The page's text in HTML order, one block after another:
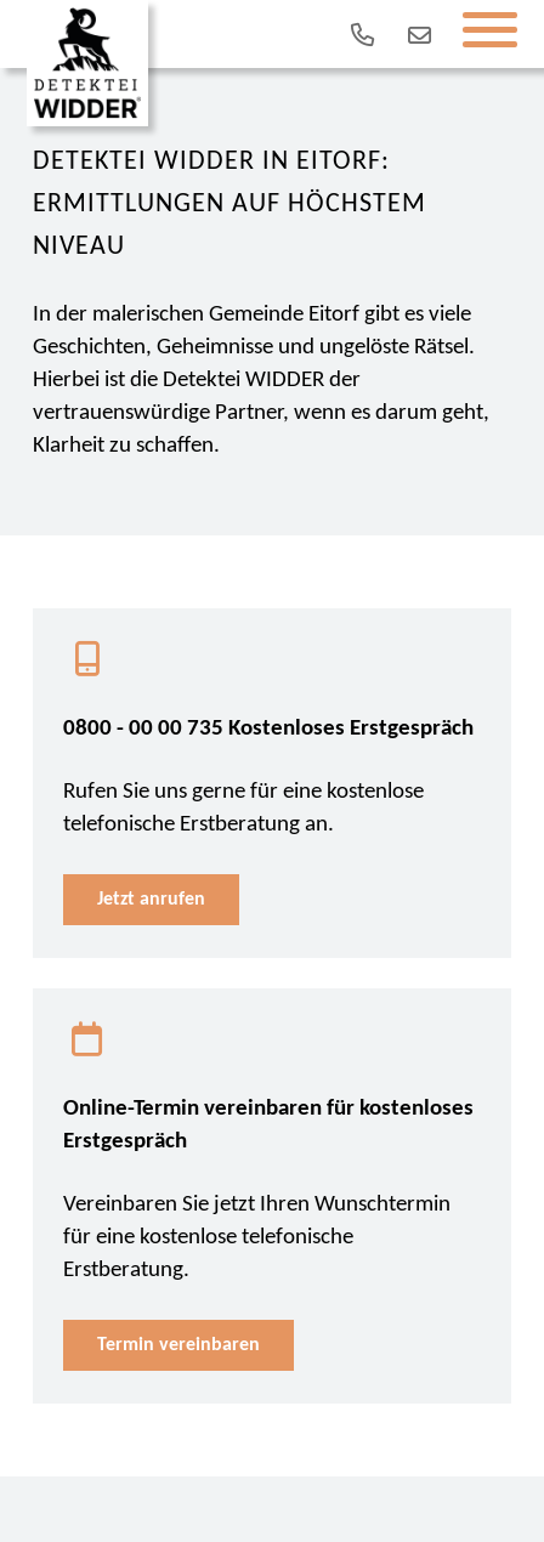
DETEKTEI WIDDER IN EITORF:
ERMITTLUNGEN AUF HÖCHSTEM
NIVEAU
In der malerischen Gemeinde Eitorf gibt es viele
Geschichten, Geheimnisse und ungelöste Rätsel.
Hierbei ist die Detektei WIDDER der
vertrauenswürdige Partner, wenn es darum geht,
Klarheit zu schaffen.
0800 - 00 00 735 Kostenloses Erstgespräch
Rufen Sie uns gerne für eine kostenlose
telefonische Erstberatung an.
Jetzt anrufen
Online-Termin vereinbaren für kostenloses
Erstgespräch
Vereinbaren Sie jetzt Ihren Wunschtermin
für eine kostenlose telefonische
Erstberatung.
Termin vereinbaren